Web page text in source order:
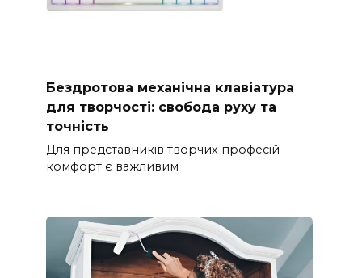
Бездротова механічна клавіатура
для творчості: свобода руху та
точність
Для представників творчих професій
комфорт є важливим